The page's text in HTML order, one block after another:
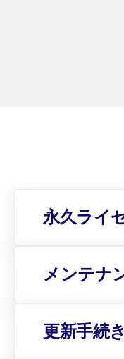
永久ライ
メンテナ
更新手続